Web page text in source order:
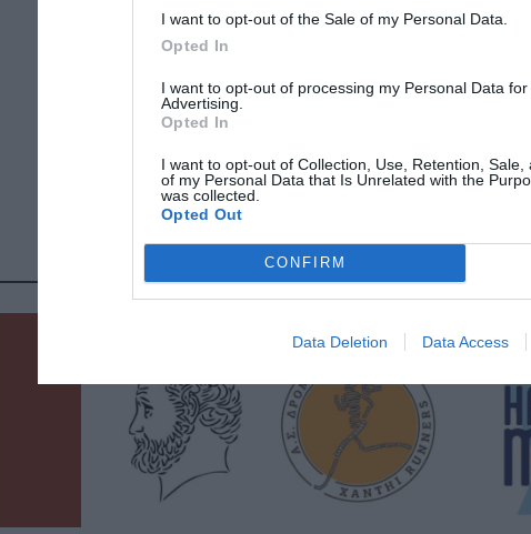
I want to opt-out of the Sale of my Personal Data.
Opted In
I want to opt-out of processing my Personal Data for
Advertising.
Opted In
I want to opt-out of Collection, Use, Retention, Sale,
of my Personal Data that Is Unrelated with the
was collected.
Opted Out
CONFIRM
Data Deletion Data Access